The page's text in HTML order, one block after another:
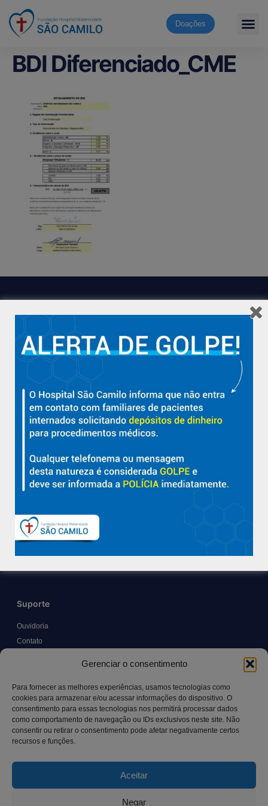
Gerenciar o consentimento
Para fornecer as melhores experiências, usamos tecnologias como
cookies para armazenar e/ou acessar informações do dispositivo. O
consentimento para essas tecnologias nos permitirá processar dados
como comportamento de navegação ou IDs exclusivos neste site. Não
consentir ou retirar o consentimento pode afetar negativamente certos
recursos e funções.
Aceitar
Negar
Doações
BDI Diferenciado_CME
Hospital São Camilo – há mais de 50 anos cuidando da saúde
com qualidade, acolhimento e compromisso com a vida em
Aracruz e região.
Sobre
Diretorias
Políticas e Normas
Trabalhe Conosco
Suporte
Ouvidoria
Contato
Canal LGPD e Segurança da Informação
Contato